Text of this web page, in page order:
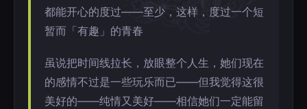
都能开心的度过——至少，这样，度过一个短
暂而「有趣」的青春
虽说把时间线拉长，放眼整个人生，她们现在
的感情不过是一些玩乐而已——但我觉得这很
美好的——纯情又美好——相信她们一定能留